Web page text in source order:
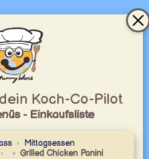
Koch-Co-Pilot
- Einkaufsliste
Mittagsessen
Grilled Chicken Panini